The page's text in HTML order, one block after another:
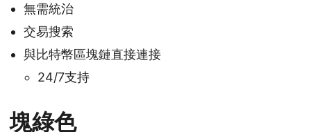
無需統治
交易搜索
與比特幣區塊鏈直接連接
24/7支持
塊綠色